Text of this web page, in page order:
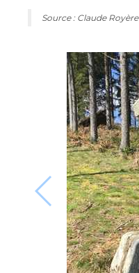
Source : Claude Royère